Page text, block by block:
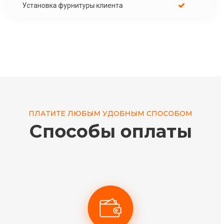
Установка фурнитуры клиента
ПЛАТИТЕ ЛЮБЫМ УДОБНЫМ СПОСОБОМ
Способы оплаты